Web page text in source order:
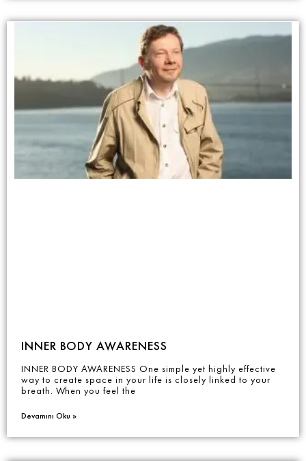
INNER BODY AWARENESS
INNER BODY AWARENESS One simple yet highly effective
way to create space in your life is closely linked to your
breath. When you feel the
Devamını Oku »